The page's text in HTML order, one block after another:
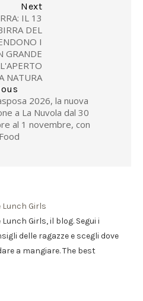
Next
IL 13
DEL
I
GRANDE
NATURA
2026, la nuova
a La Nuvola dal 30
al 1 novembre, con
Lunch Girls
Lunch Girls, il blog. Segui i
delle ragazze e scegli dove
a mangiare. The best